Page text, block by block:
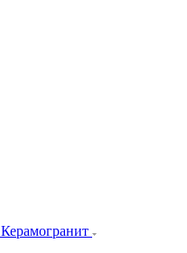
Керамогранит